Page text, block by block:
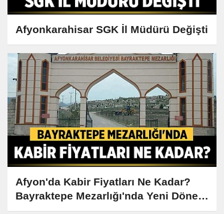
Afyonkarahisar SGK İl Müdürü Değişti
Afyon'da Kabir Fiyatları Ne Kadar?
Bayraktepe Mezarlığı'nda Yeni Dönem
Başladı